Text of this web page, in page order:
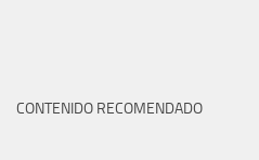
CONTENIDO RECOMENDADO